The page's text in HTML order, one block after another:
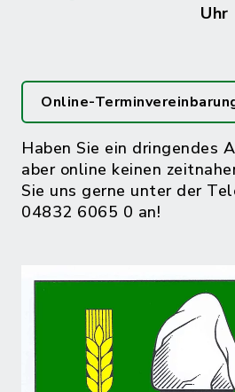
Uhr
Online-
Haben Sie ein dringendes
aber online keinen
Sie uns gerne unter der
04832 6065 0 an!